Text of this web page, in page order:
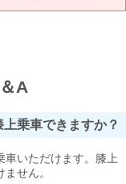
A
乗車できますか？
車いただけます。膝上
せん。